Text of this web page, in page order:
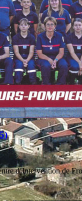
d’Intervention de